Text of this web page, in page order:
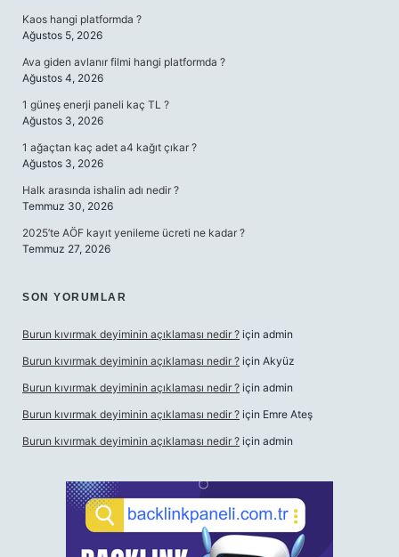
Kaos hangi platformda ?
Ağustos 5, 2026
Ava giden avlanır filmi hangi platformda ?
Ağustos 4, 2026
1 güneş enerji paneli kaç TL ?
Ağustos 3, 2026
1 ağaçtan kaç adet a4 kağıt çıkar ?
Ağustos 3, 2026
Halk arasında ishalin adı nedir ?
Temmuz 30, 2026
2025’te AÖF kayıt yenileme ücreti ne kadar ?
Temmuz 27, 2026
SON YORUMLAR
Burun kıvırmak deyiminin açıklaması nedir ? için admin
Burun kıvırmak deyiminin açıklaması nedir ? için Akyüz
Burun kıvırmak deyiminin açıklaması nedir ? için admin
Burun kıvırmak deyiminin açıklaması nedir ? için Emre Ateş
Burun kıvırmak deyiminin açıklaması nedir ? için admin